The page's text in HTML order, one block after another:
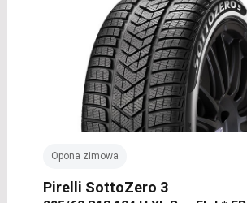
Opona zimowa
Pirelli SottoZero 3